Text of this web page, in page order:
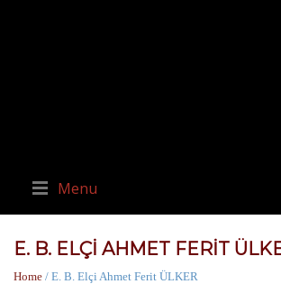
Menu
E. B. ELÇI AHMET FERIT
Home / E. B. Elçi Ahmet Ferit ÜLKER